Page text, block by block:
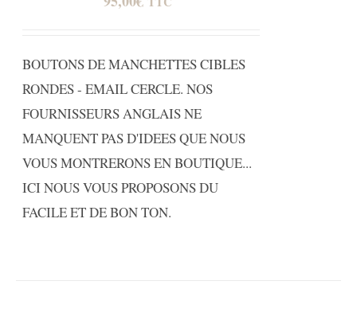
BOUTONS DE MANCHETTES CIBLES
RONDES - EMAIL CERCLE. NOS
FOURNISSEURS ANGLAIS NE
MANQUENT PAS D'IDEES QUE NOUS
VOUS MONTRERONS EN BOUTIQUE...
ICI NOUS VOUS PROPOSONS DU
FACILE ET DE BON TON.